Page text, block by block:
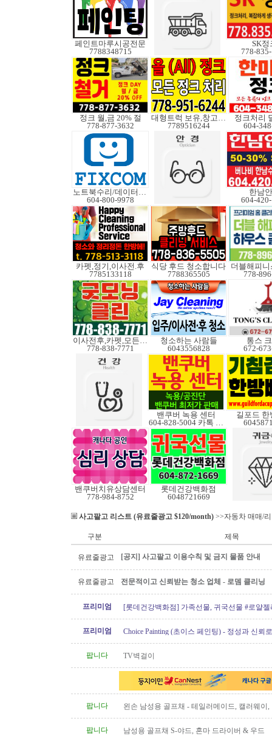
페인트마루시공전문
7788348715
SK정
778-
정크 월,금 20% 절
778-877-3632
대형트럭 보유,창고보관
7789516244
정크처리
604-
노트북수리/데이터복구
604-800-9978
한남
604-
카펫,정기,이사전.후
7785133118
식당 후드 청소합니다
7788365505
더블해피
778-
이사전후,카펫,모든청소
778-838-7771
청소하는 사람들
6043556828
통스
672-
밴쿠버 녹용 센터
604-828-5004 카톡 Elkcanada
길포드 한
밴쿠버치유상담센터
778-984-8752
롯데건강백화점
6048721669
사고팔고 리스트 (유료줄광고 $120/month) >>자동차 매매/
구분 제목
유료줄광고 [공지] 사고팔고 이용수칙 및 금지 물품 안내
유료줄광고 전문적이고 신뢰받는 청소 업체 - 로뎀 클리닝
프리미엄
[롯데건강백화점] 가족선물, 귀국선물 #로얄젤
프리미엄
Choice Painting (초이스 페인팅) - 정성과 신뢰
팝니다
TV벽걸이
팝니다
왼손 남성용 골프채 - 테일러메이드, 캘러웨이,
팝니다
남성용 골프채 S-야드, 혼마 드라이버 & 우드